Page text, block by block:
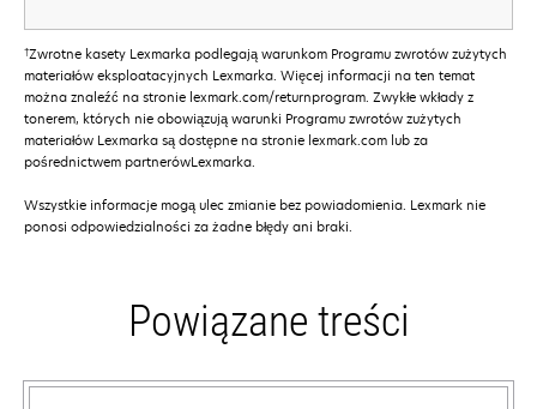
†Zwrotne kasety Lexmarka podlegają warunkom Programu zwrotów zużytych
materiałów eksploatacyjnych Lexmarka. Więcej informacji na ten temat
można znaleźć na stronie lexmark.com/returnprogram. Zwykłe wkłady z
tonerem, których nie obowiązują warunki Programu zwrotów zużytych
materiałów Lexmarka są dostępne na stronie lexmark.com lub za
pośrednictwem partnerówLexmarka.
Wszystkie informacje mogą ulec zmianie bez powiadomienia. Lexmark nie
ponosi odpowiedzialności za żadne błędy ani braki.
Powiązane treści